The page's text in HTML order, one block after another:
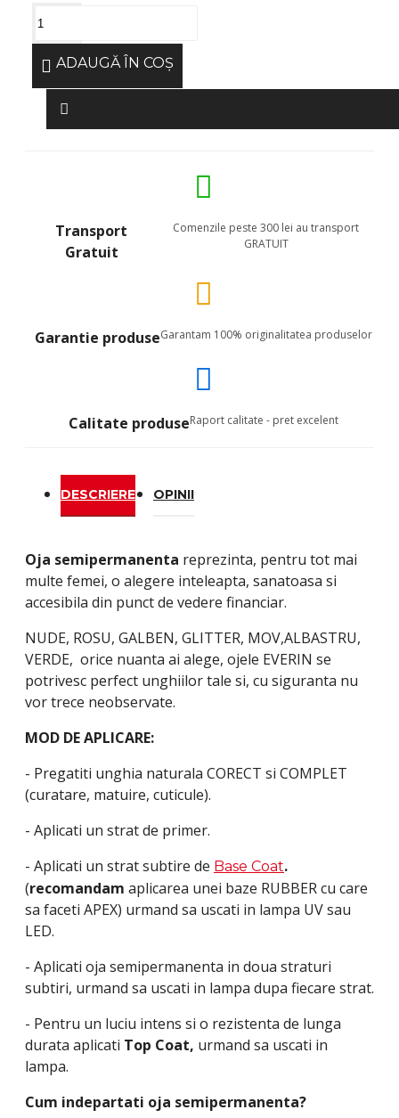
ADAUGĂ ÎN COŞ
Transport
Gratuit
Comenzile peste 300 lei au transport
GRATUIT
Garantie produseGarantam 100% originalitatea produselor
Calitate produseRaport calitate - pret excelent
DESCRIERE OPINII
Oja semipermanenta reprezinta, pentru tot mai
multe femei, o alegere inteleapta, sanatoasa si
accesibila din punct de vedere financiar.
NUDE, ROSU, GALBEN, GLITTER, MOV,ALBASTRU,
VERDE, orice nuanta ai alege, ojele EVERIN se
potrivesc perfect unghiilor tale si, cu siguranta nu
vor trece neobservate.
MOD DE APLICARE:
- Pregatiti unghia naturala CORECT si COMPLET
(curatare, matuire, cuticule).
- Aplicati un strat de primer.
- Aplicati un strat subtire de Base Coat.
(recomandam aplicarea unei baze RUBBER cu care
sa faceti APEX) urmand sa uscati in lampa UV sau
LED.
- Aplicati oja semipermanenta in doua straturi
subtiri, urmand sa uscati in lampa dupa fiecare strat.
- Pentru un luciu intens si o rezistenta de lunga
durata aplicati Top Coat, urmand sa uscati in
lampa.
Cum indepartati oja semipermanenta?